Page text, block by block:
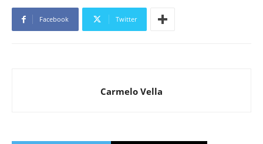
Facebook Twitter
Carmelo Vella